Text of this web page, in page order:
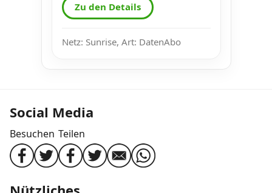
Zu den Details
Netz: Sunrise, Art: DatenAbo
Social Media
Besuchen Teilen